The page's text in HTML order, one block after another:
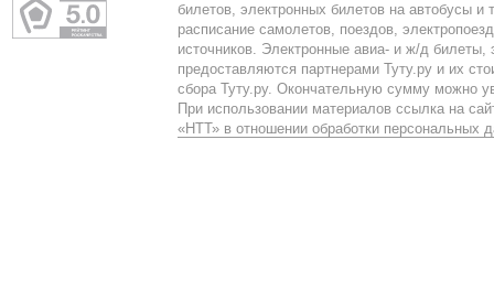
билетов, электронных билетов на автобусы и
расписание самолетов, поездов,
источников. Электронные авиа- и ж/д билеты,
предоставляются партнерами Туту.ру и их
сбора Туту.ру. Окончательную сумму можно
При использовании материалов ссылка на
«НТТ» в отношении обработки персональных